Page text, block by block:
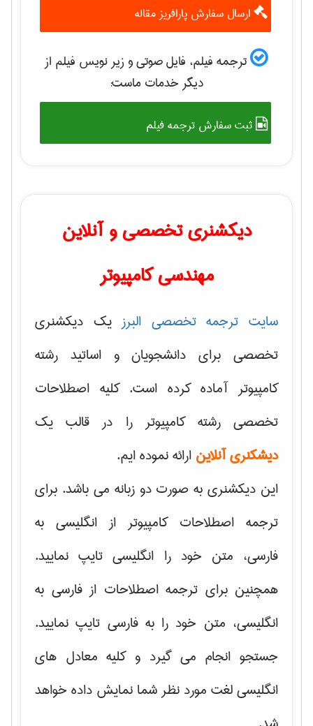
ارسال سفارش پارافریز مقاله
ترجمه فیلم، فایل صوتی و زیر نویس فیلم از
دیگر خدمات ماست:
ثبت سفارش ترجمه فیلم
دیکشنری تخصصی و آنلاین
مهندسی کامپیوتر
سایت ترجمه تخصصی البرزیک دیکشنری
تخصصی برای دانشجویان و اساتید رشته
کامپیوتر آماده کرده است. کلیه اصطلاحات
تخصصی رشته کامپیوتر را در قالب یک
دیشکنری آنلاین ارائه نموده ایم.
این دیکشنری به صورت دو زبانه می باشد. برای
ترجمه اصطلاحات کامپیوتر از انگلیسی به
فارسی، متن خود را انگلیسی تایپ نمایید.
همچنین برای ترجمه اصطلاحات از فارسی به
انگلیسی، متن خود را به فارسی تایپ نمایید.
جستجو انجام می گیرد و کلیه معادل های
انگلیسی لغت مورد نظر شما نمایش داده خواهد